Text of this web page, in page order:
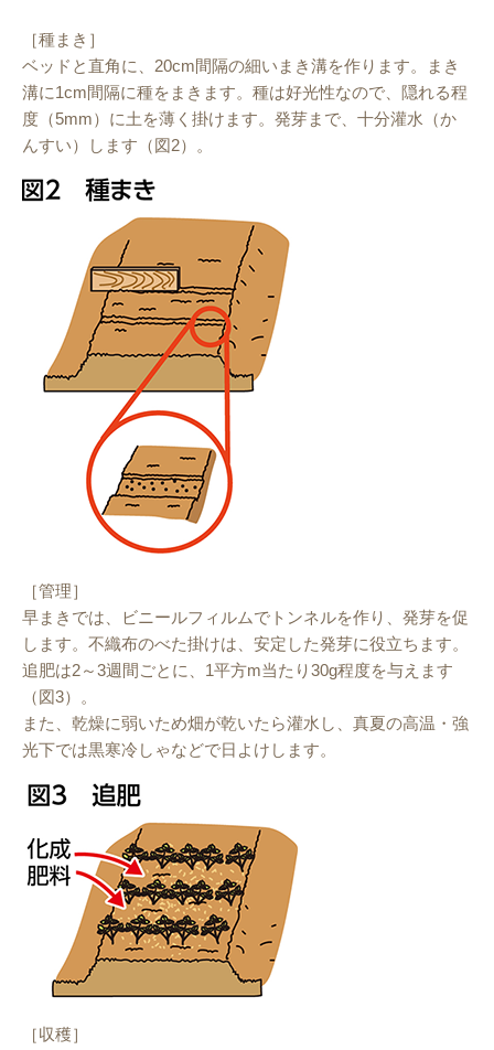
［種まき］
ベッドと直角に、20cm間隔の細いまき溝を作ります。まき
溝に1cm間隔に種をまきます。種は好光性なので、隠れる程
度（5mm）に土を薄く掛けます。発芽まで、十分灌水（か
んすい）します（図2）。
［管理］
早まきでは、ビニールフィルムでトンネルを作り、発芽を促
します。不織布のべた掛けは、安定した発芽に役立ちます。
追肥は2～3週間ごとに、1平方m当たり30g程度を与えます
（図3）。
また、乾燥に弱いため畑が乾いたら灌水し、真夏の高温・強
光下では黒寒冷しゃなどで日よけします。
［収穫］